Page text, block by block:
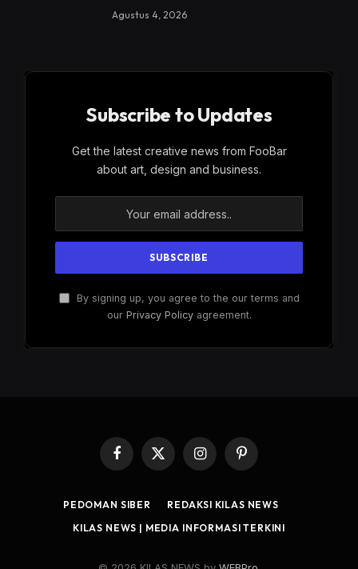
Agustus 4, 2026
Subscribe to Updates
Get the latest creative news from FooBar
about art, design and business.
By signing up, you agree to the our terms and
our Privacy Policyagreement.
Facebook
X
InstagramPinterest
PEDOMAN SIBER
REDAKSI KILAS NEWS
KILAS NEWS | MEDIA INFORMASI TERKINI